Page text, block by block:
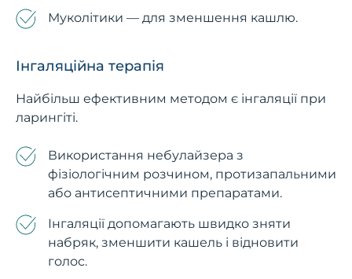
Муколітики — для зменшення кашлю.
Інгаляційна терапія
Найбільш ефективним методом є інгаляції при
ларингіті.
Використання небулайзера з
фізіологічним розчином, протизапальними
або антисептичними препаратами.
Інгаляції допомагають швидко зняти
набряк, зменшити кашель і відновити
голос.